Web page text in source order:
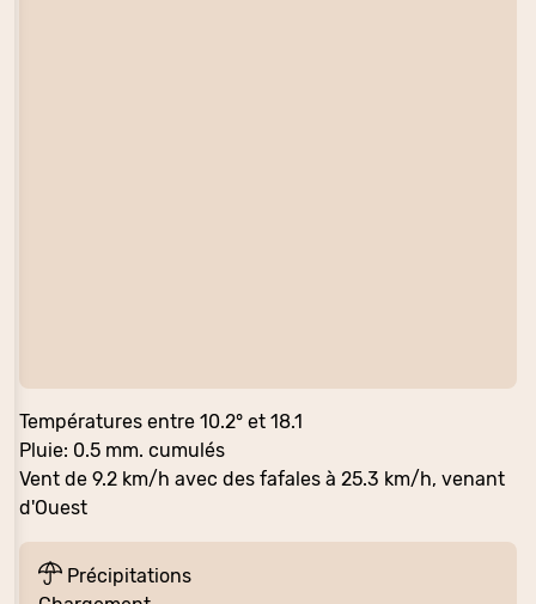
Températures entre 10.2° et 18.1
Pluie: 0.5 mm. cumulés
Vent de 9.2 km/h avec des fafales à 25.3 km/h, venant
d'Ouest
Précipitations